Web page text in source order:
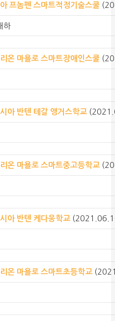
프놈펜 스마트적정기술스쿨
하
온 마욜로 스마트장애인스쿨
아 반텐 테갈 앵거스학교
온 마욜로 스마트중고등학교
아 반텐 케다웅학교
온 마욜로 스마트초등학교